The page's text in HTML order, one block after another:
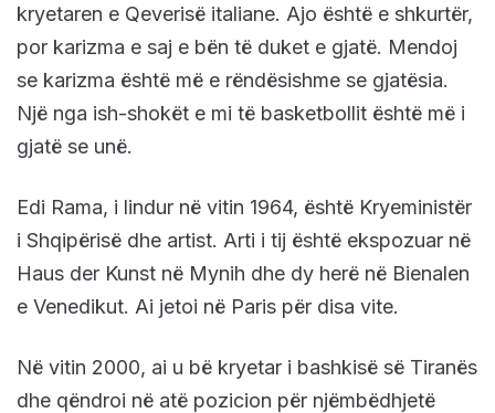
kryetaren e Qeverisë italiane. Ajo është e shkurtër,
por karizma e saj e bën të duket e gjatë. Mendoj
se karizma është më e rëndësishme se gjatësia.
Një nga ish-shokët e mi të basketbollit është më i
gjatë se unë.
Edi Rama, i lindur në vitin 1964, është Kryeministër
i Shqipërisë dhe artist. Arti i tij është ekspozuar në
Haus der Kunst në Mynih dhe dy herë në Bienalen
e Venedikut. Ai jetoi në Paris për disa vite.
Në vitin 2000, ai u bë kryetar i bashkisë së Tiranës
dhe qëndroi në atë pozicion për njëmbëdhjetë